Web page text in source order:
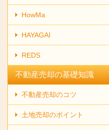
HowMa
HAYAGAI
REDS
不動産売却の基礎知識
不動産売却のコツ
土地売却のポイント